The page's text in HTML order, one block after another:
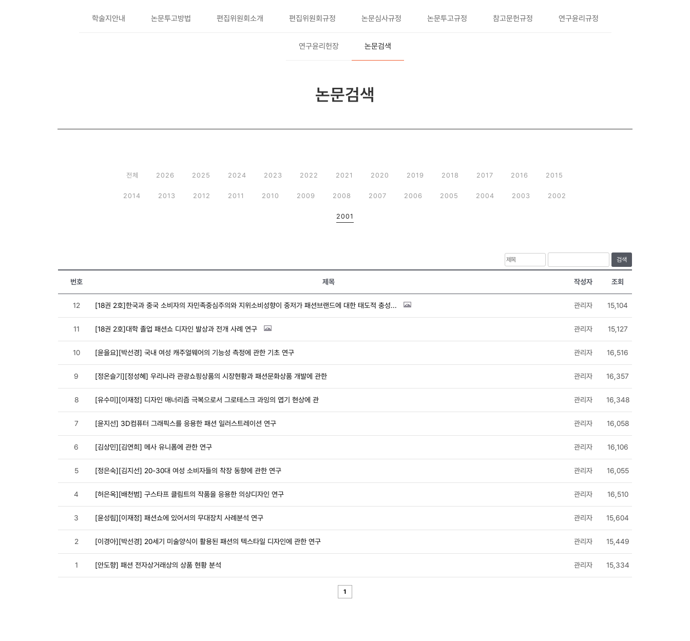
학술지안내 논문투고방법 편집위원회소개 편집위원회규정 논문심사규정 논문투고규정 참고문헌규정 연구윤리규정
연구윤리헌장 논문검색
논문검색
전체 2026 2025 2024 2023 2022 2021 2020 2019 2018 2017 2016 2015
2014 2013 2012 2011 2010 2009 2008 2007 2006 2005 2004 2003 2002
2001
검색
번호 제목 작성자 조회
12 [18권 2호]한국과 중국 소비자의 자민족중심주의와 지위소비성향이 중저가 패션브랜드에 대한 태도적 충성... 관리자 15,104
11 [18권 2호]대학 졸업 패션쇼 디자인 발상과 전개 사례 연구 관리자 15,127
10 [윤을요][박선경] 국내 여성 캐주얼웨어의 기능성 측정에 관한 기초 연구 관리자 16,516
9 [정온슬기][정성혜] 우리나라 관광쇼핑상품의 시장현황과 패션문화상품 개발에 관한 관리자 16,357
8 [유수미][이재정] 디자인 매너리즘 극복으로서 그로테스크 과잉의 엽기 현상에 관 관리자 16,348
7 [윤지선] 3D컴퓨터 그래픽스를 응용한 패션 일러스트레이션 연구 관리자 16,058
6 [김상민][김연희] 메사 유니폼에 관한 연구 관리자 16,106
5 [정은숙][김지선] 20-30대 여성 소비자들의 착장 동향에 관한 연구 관리자 16,055
4 [허은옥][배천범] 구스타프 클림트의 작품을 응용한 의상디자인 연구 관리자 16,510
3 [윤성림][이재정] 패션쇼에 있어서의 무대장치 사례분석 연구 관리자 15,604
2 [이경아][박선경] 20세기 미술양식이 활용된 패션의 텍스타일 디자인에 관한 연구 관리자 15,449
1 [안도향] 패션 전자상거래상의 상품 현황 분석 관리자 15,334
1